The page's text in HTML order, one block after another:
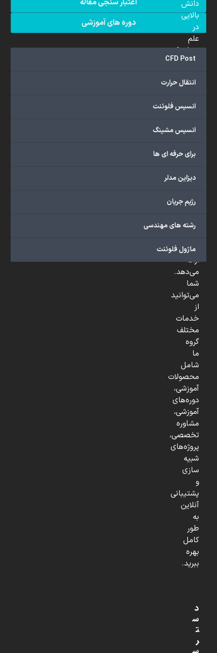
اعتبار سنجی مقاله
دوره های آموزشی
CFD Post
انتقال حرارت
انسیس فلوئنت
انسیس مشینگ
برای حرفه ای ها
دیزاین مدلر
رژیم جریان
رشته های مهندسی
ماژول فلوئنت
دانش
بالایی
در
علم
دینامیک
سیالات
(CFD)
هستند.
ما
گسترده‌ای
با
دانشگاهی،
صنعتی
...
ارائه
می‌دهد.
شما
می‌توانید
از
خدمات
مختلف
گروه
ما
شامل
محصولات
آموزشی،
دوره‌های
آموزشی،
مشاوره
تخصصی،
پروژه‌های
شبیه
سازی
و
پشتیبانی
آنلاین
به
طور
کامل
بهره
ببرید.
د
س
ت
ر